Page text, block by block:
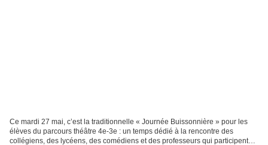
Ce mardi 27 mai, c’est la traditionnelle « Journée Buissonnière » pour les
élèves du parcours théâtre 4e-3e : un temps dédié à la rencontre des
collégiens, des lycéens, des comédiens et des professeurs qui participent